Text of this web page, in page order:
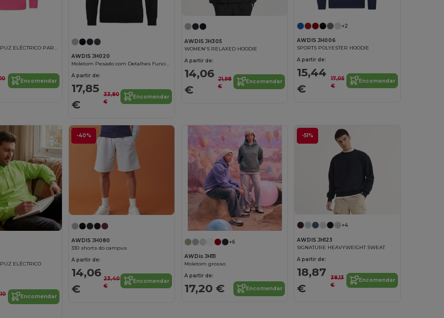
CASACO COM CAPUZ ELÉCTRICO PARA CRIANÇAS
Encomendar
AWDIS JH020
Moletom Pesado com Detalhes Funcionais
A partir de:
17,85
€
33,80
€
Encomendar
AWDIS JH305
WOMEN'S RELAXED HOODIE
A partir de:
14,06
€
21,98
€
Encomendar
+2
AWDIS JH006
SPORTS POLYESTER HOODIE
A partir de:
15,44
€
17,05
€
Encomendar
ELÉCTRICO
Encomendar
-40%
AWDIS JH080
330 shorts do campus
A partir de:
14,06
€
23,40
€
Encomendar
+6
AWDis JH111
Moletom grosso
A partir de:
17,20 € Encomendar
-51%
+4
AWDIS JH123
SIGNATURE HEAVYWEIGHT SWEAT
A partir de:
18,87
€
38,13
€
Encomendar